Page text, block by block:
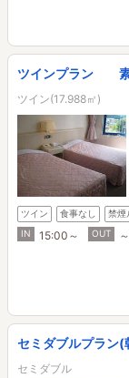
ツインプラン
ツイン(17.988㎡)
ツイン 食事なし
禁煙
IN
15:00～ OUT
セミダブルプラン(
セミダブル